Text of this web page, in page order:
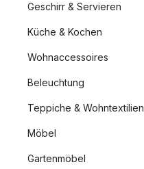
Geschirr & Servieren
Küche & Kochen
Wohnaccessoires
Beleuchtung
Teppiche & Wohntextilien
Möbel
Gartenmöbel